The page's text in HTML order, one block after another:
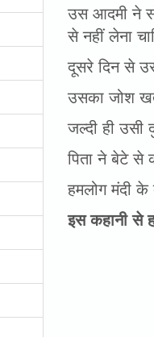
उस आदमी ने
से नहीं लेना
दूसरे दिन से
उसका जोश
जल्दी ही
पिता ने बेटे से
हमलोग मंदी
इस कहानी से